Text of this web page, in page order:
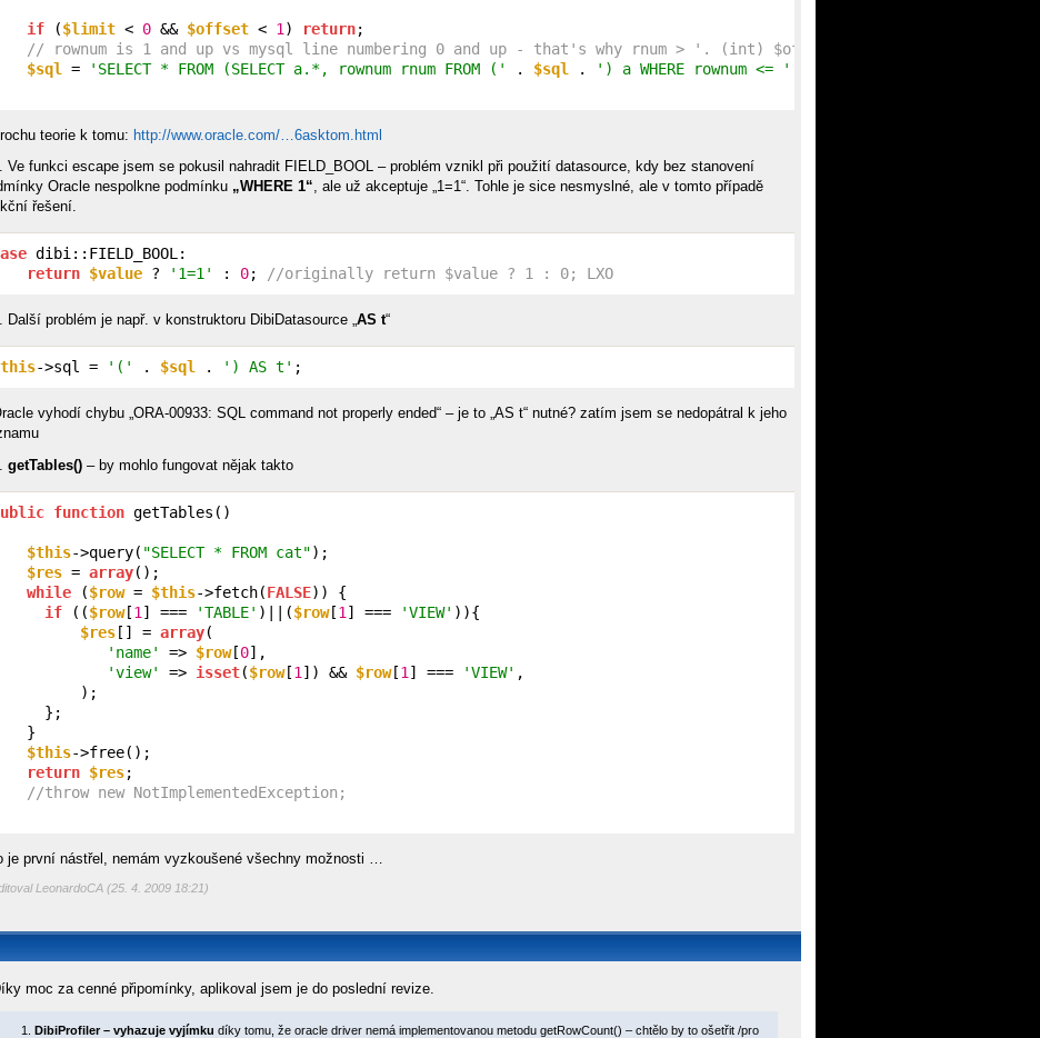
if ($limit < 0 && $offset < 1 ) return;
// rownum is 1 and up vs mysql line numbering 0 and up - that's why rnum > '. (int) $offset
$sql
= 'SELECT * FROM (SELECT a.*, rownum rnum FROM (' . $sql . ') a WHERE rownum <= '
teorie k tomu: http://www.oracle.com/…6asktom.html
Ve funkci escape jsem se pokusil nahradit FIELD_BOOL – problém vznikl při použití datasource, kdy bez stanovení
Oracle nespolkne podmínku „WHERE 1“, ale už akceptuje „1=1“. Tohle je sice nesmyslné, ale v tomto případě
řešení.
dibi::FIELD_BOOL:
return $value ? '1=1' : 0; //originally return $value ? 1 : 0; LXO
Další problém je např. v konstruktoru DibiDatasource „AS t“
->sql = '(' . $sql . ') AS t' ;
vyhodí chybu „ORA-00933: SQL command not properly ended“ – je to „AS t“ nutné? zatím jsem se nedopátral k jeho
getTables() – by mohlo fungovat nějak takto
function getTables()
$this->query( "SELECT * FROM cat");
$res = array();
while ($row = $this->fetch(FALSE)) {
if (($row[1 ] === 'TABLE' )||($row[1 ] === 'VIEW' )){
$res [] = array(
'name'
=> $row[0],
'view'
=> isset($row[1 ]) && $row[1 ] === 'VIEW' ,
);
};
}
$this->free();
return $res;
//throw new NotImplementedException;
je první nástřel, nemám vyzkoušené všechny možnosti …
LeonardoCA (25. 4. 2009 18:21)
moc za cenné připomínky, aplikoval jsem je do poslední revize.
1. DibiProfiler – vyhazuje vyjímku díky tomu, že oracle driver nemá implementovanou metodu getRowCount() – chtělo by to ošetřit /pro